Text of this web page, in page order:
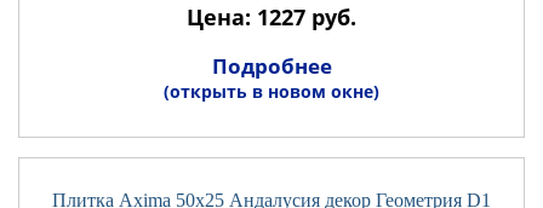
Цена: 1227 руб.
Подробнее
(открыть в новом окне)
Плитка Axima 50x25 Андалусия декор Геометрия D1